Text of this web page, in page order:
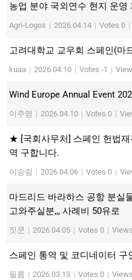
농업 분야 국외연수 현지 운
Agri-Logos | 2026.04.14 | Votes 0 |
고려대학교 교우회 스페인(마
kuaa | 2026.04.10 | Votes -1 |
Wind Europe Annual Event
이주영 | 2026.04.10 | Votes 0 |
★ [국회사무처] 스페인 헌법
역 구합니다.
이송림 | 2026.04.06 | Votes 0 |
마드리드 바라하스 공항 분실
고와주실분,,, 사례비 50유로
짓쿤 | 2026.04.05 | Votes 0 |
스페인 통역 및 코디네이터 구
필름 | 2026.03.13 | Votes 0 |